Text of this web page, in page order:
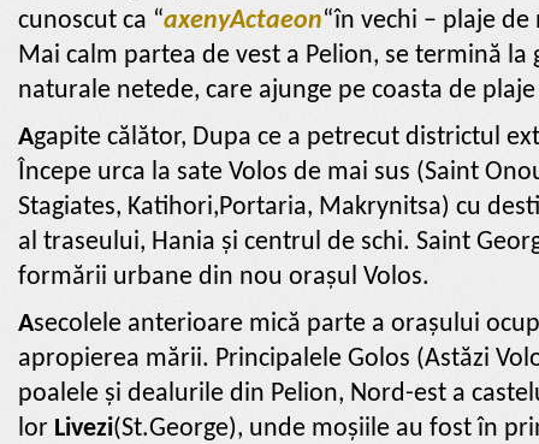
cunoscut ca “axenyActaeon“în vechi – plaje
Mai calm partea de vest a Pelion, se termină la
naturale netede, care ajunge pe coasta de
Agapite călător, Dupa ce a petrecut districtul
Începe urca la sate Volos de mai sus (Saint
Stagiates, Katihori,Portaria, Makrynitsa) cu
al traseului, Hania și centrul de schi. Saint
formării urbane din nou orașul Volos.
Asecolele anterioare mică parte a orașului
apropierea mării. Principalele Golos (Astăzi
poalele și dealurile din Pelion, Nord-est a
lor Livezi(St.George), unde moșiile au fost în